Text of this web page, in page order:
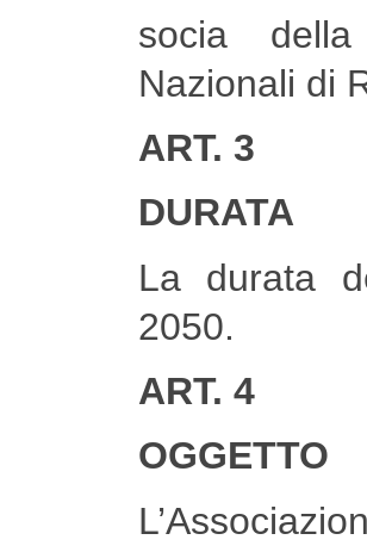
socia della
Nazionali di
ART. 3
DURATA
La durata
2050.
ART. 4
OGGETTO